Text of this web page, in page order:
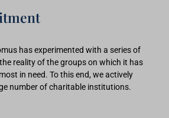
has experimented with a series of
reality of the groups on which it has
in need. To this end, we actively
number of charitable institutions.